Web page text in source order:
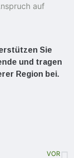
auf
Sie
und tragen
Region bei.
VOR